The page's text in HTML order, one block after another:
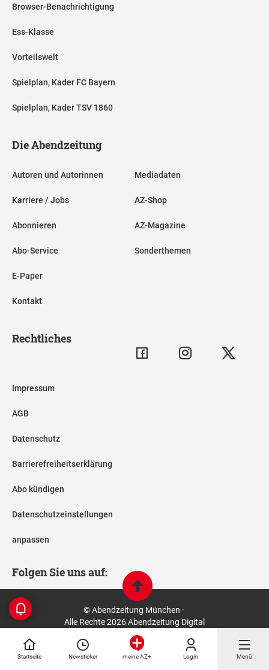
Startseite Newsticker meine AZ+ Login Menü
Browser-Benachrichtigung
Ess-Klasse
Vorteilswelt
Spielplan, Kader FC Bayern
Spielplan, Kader TSV 1860
Die Abendzeitung
Autoren und Autorinnen
Karriere / Jobs
Abonnieren
Abo-Service
E-Paper
Kontakt
Mediadaten
AZ-Shop
AZ-Magazine
Sonderthemen
Rechtliches
Impressum
AGB
Datenschutz
Barrierefreiheitserklärung
Abo kündigen
Datenschutzeinstellungen
anpassen
Folgen Sie uns auf:
© Abendzeitung München ·
Alle Rechte 2026 Abendzeitung Digital